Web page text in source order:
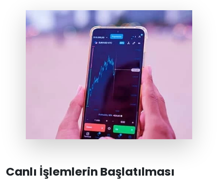
Canlı İşlemlerin Başlatılması